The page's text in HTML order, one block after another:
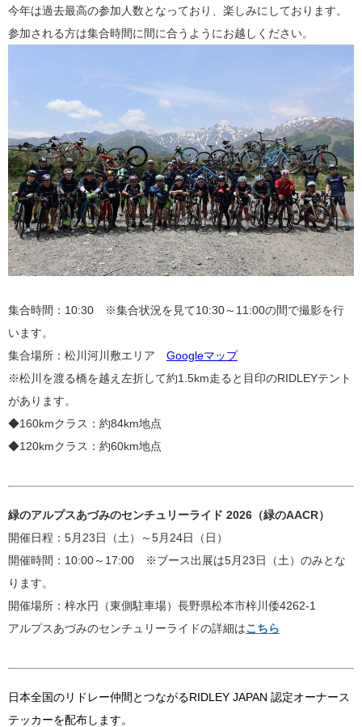
今年は過去最高の参加人数となっており、楽しみにしております。
参加される方は集合時間に間に合うようにお越しください。
集合時間：10:30 ※集合状況を見て10:30～11:00の間で撮影を行
います。
集合場所：松川河川敷エリア Googleマップ
※松川を渡る橋を越え左折して約1.5km走ると目印のRIDLEYテント
があります。
◆160kmクラス：約84km地点
◆120kmクラス：約60km地点
緑のアルプスあづみのセンチュリーライド 2026（緑のAACR）
開催日程：5月23日（土）～5月24日（日）
開催時間：10:00～17:00 ※ブース出展は5月23日（土）のみとな
ります。
開催場所： 梓水円（東側駐車場） 長野県松本市梓川 倭4262-1
アルプスあづみのセンチュリーライドの詳細はこちら
日本全国のリドレー仲間とつながるRIDLEY JAPAN 認定オーナース
テッカーを配布します。